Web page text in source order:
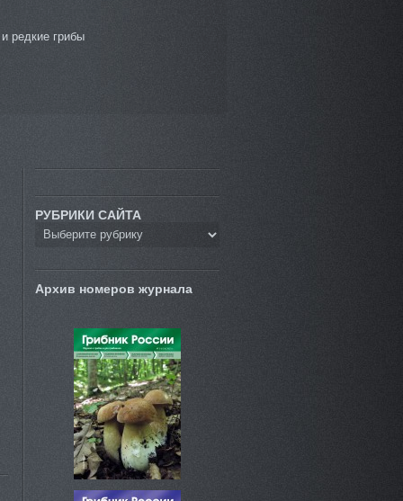
редкие грибы
РУБРИКИ САЙТА
Архив номеров журнала